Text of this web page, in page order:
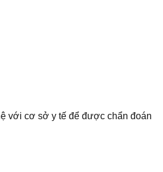
với cơ sở y tế để được chẩn đoán